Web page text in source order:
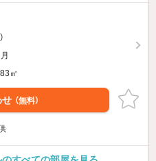
㎡
せ （無料）